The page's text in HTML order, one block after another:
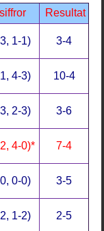
Resultat
1-1) 3-4
4-3) 10-4
2-3) 3-6
4-0)* 7-4
0-0) 3-5
1-2) 2-5